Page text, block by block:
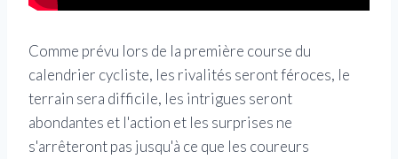
Comme prévu lors de la première course du
calendrier cycliste, les rivalités seront féroces, le
terrain sera difficile, les intrigues seront
abondantes et l'action et les surprises ne
s'arrêteront pas jusqu'à ce que les coureurs